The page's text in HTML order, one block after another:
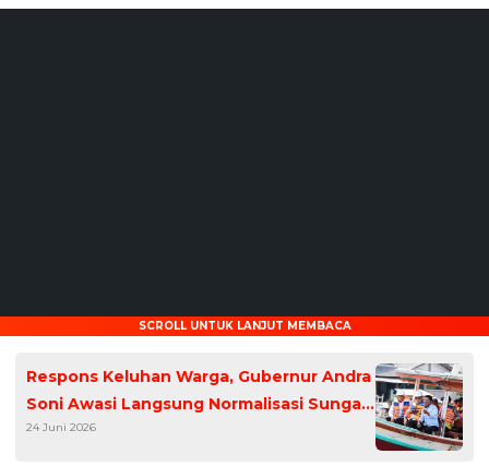
SCROLL UNTUK LANJUT MEMBACA
Respons Keluhan Warga, Gubernur Andra
Soni Awasi Langsung Normalisasi Sungai
Cibanten
24 Juni 2026